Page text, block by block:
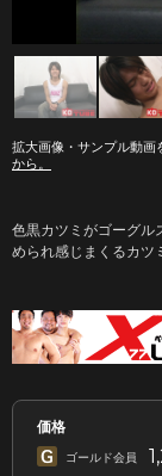
拡大画像・サンプル動画
から。
色黒カツミがゴーグル
められ感じまくるカツ
価格
ゴールド会員